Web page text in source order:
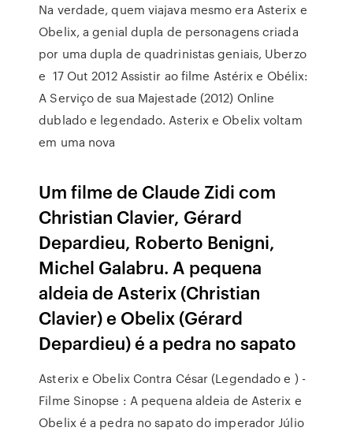
Na verdade, quem viajava mesmo era Asterix e
Obelix, a genial dupla de personagens criada
por uma dupla de quadrinistas geniais, Uberzo
e 17 Out 2012 Assistir ao filme Astérix e Obélix:
A Serviço de sua Majestade (2012) Online
dublado e legendado. Asterix e Obelix voltam
em uma nova
Um filme de Claude Zidi com
Christian Clavier, Gérard
Depardieu, Roberto Benigni,
Michel Galabru. A pequena
aldeia de Asterix (Christian
Clavier) e Obelix (Gérard
Depardieu) é a pedra no sapato
Asterix e Obelix Contra César (Legendado e ) -
Filme Sinopse : A pequena aldeia de Asterix e
Obelix é a pedra no sapato do imperador Júlio